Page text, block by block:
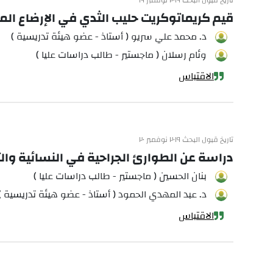
قيم كريماتوكريت حليب الثدي في الإرضاع
د. محمد علي سريو ( أستاذ - عضو هيئة تدريسية )
وئام رسلان ( ماجستير - طالب دراسات عليا )
الاقتباس
تاريخ قبول البحث ٢٠١٩ نوفمبر ٢٠
دراسة عن الطوارئ الجراحية في النسائية
بنان الحسين ( ماجستير - طالب دراسات عليا )
د. عبد المهدي الحمود ( أستاذ - عضو هيئة تدريسية
الاقتباس